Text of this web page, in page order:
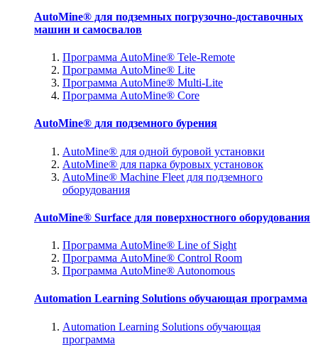
AutoMine® для подземных погрузочно-доставочных
машин и самосвалов
Программа AutoMine® Tele-Remote
Программа AutoMine® Lite
Программа AutoMine® Multi-Lite
Программа AutoMine® Core
AutoMine® для подземного бурения
AutoMine® для одной буровой установки
AutoMine® для парка буровых установок
AutoMine® Machine Fleet для подземного
оборудования
AutoMine® Surface для поверхностного оборудования
Программа AutoMine® Line of Sight
Программа AutoMine® Control Room
Программа AutoMine® Autonomous
Automation Learning Solutions обучающая программа
Automation Learning Solutions обучающая
программа